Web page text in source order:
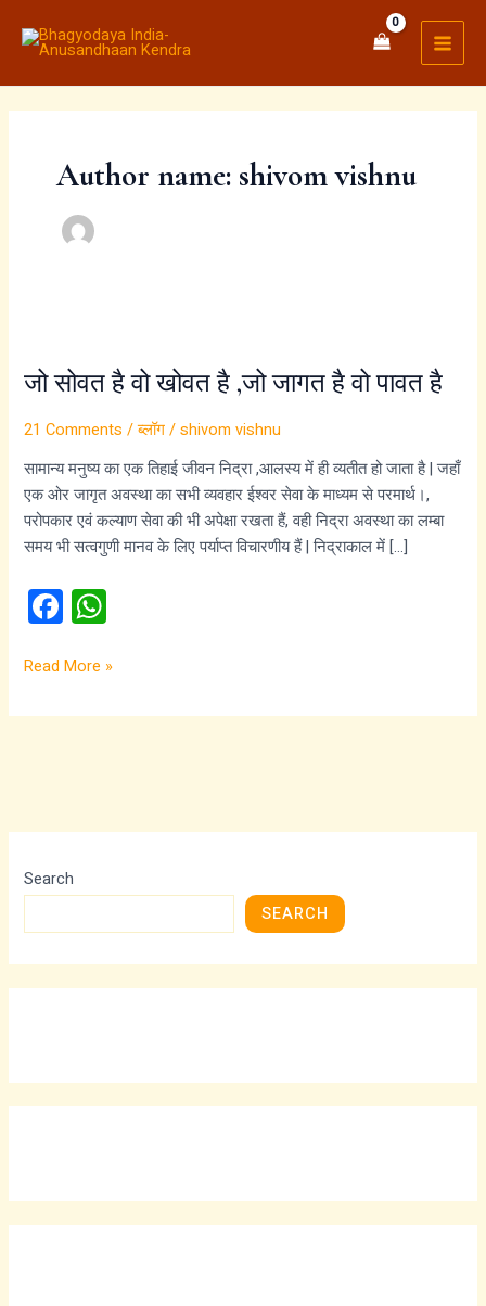
Author name: shivom vishnu
जो सोवत है वो खोवत है ,जो जागत है वो पावत है
21 Comments /ब्लॉग/shivom vishnu
सामान्य मनुष्य का एक तिहाई जीवन निद्रा ,आलस्य में ही व्यतीत हो जाता है | जहाँ
एक ओर जागृत अवस्था का सभी व्यवहार ईश्वर सेवा के माध्यम से परमार्थ।,
परोपकार एवं कल्याण सेवा की भी अपेक्षा रखता हैं, वही निद्रा अवस्था का लम्बा
समय भी सत्वगुणी मानव के लिए पर्याप्त विचारणीय हैं | निद्राकाल में […]
F
a
ce
b
at
s
है
खोवत
है
,जो
जागत
है
पावत
है
Read More »
Search
SEARCH